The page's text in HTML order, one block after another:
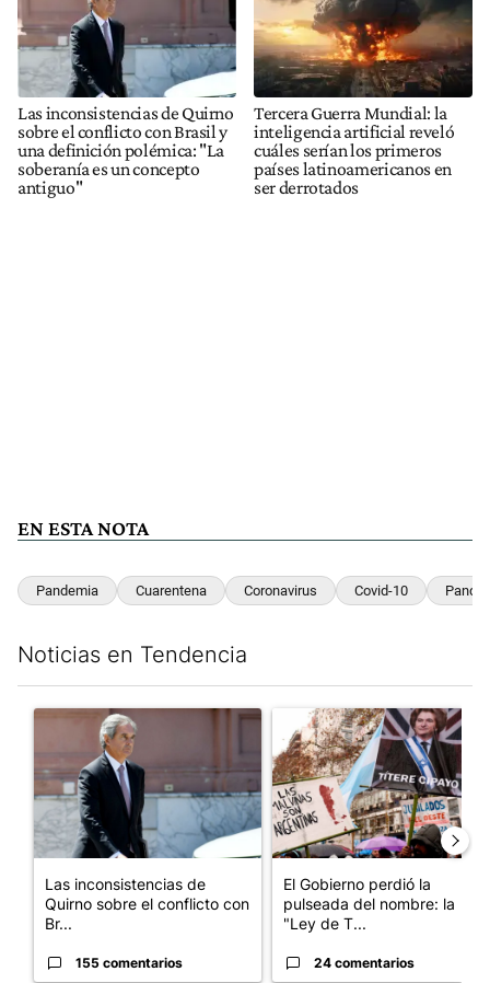
Las inconsistencias de Quirno
sobre el conflicto con Brasil y
una definición polémica: "La
soberanía es un concepto
antiguo"
Tercera Guerra Mundial: la
inteligencia artificial reveló
cuáles serían los primeros
países latinoamericanos en
ser derrotados
EN ESTA NOTA
Pandemia Cuarentena Coronavirus Covid-10
Noticias en Tendencia
Un artículo de tendencia con el título "Las inconsistencias de
Las inconsistencias de
Quirno sobre el conflicto con
Br...
155 comentarios
Un artículo de tendencia
El Gobierno perdió la
pulseada del nombre: la
"Ley de T...
24 comentarios